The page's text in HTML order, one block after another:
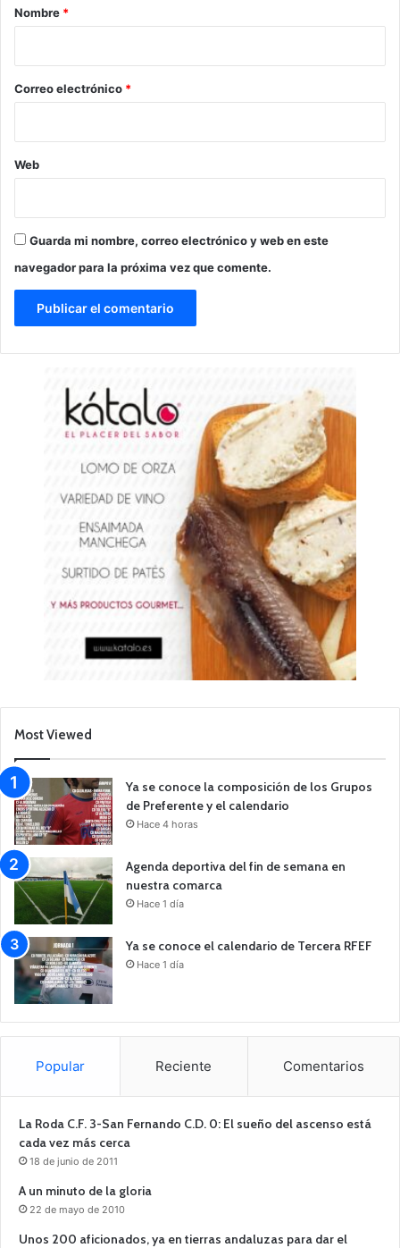
r
*
Nombre *
Correo electrónico *
Web
Guarda mi nombre, correo electrónico y web en este
navegador para la próxima vez que comente.
Most Viewed
Ya se conoce la composición de los Grupos
de Preferente y el calendario
Hace 4 horas
Agenda deportiva del fin de semana en
nuestra comarca
Hace 1 día
Ya se conoce el calendario de Tercera RFEF
Hace 1 día
Popular Reciente Comentarios
La Roda C.F. 3-San Fernando C.D. 0: El sueño del ascenso está
cada vez más cerca
18 de junio de 2011
A un minuto de la gloria
22 de mayo de 2010
Unos 200 aficionados, ya en tierras andaluzas para dar el